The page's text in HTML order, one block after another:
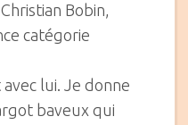
Bobin,
catégorie
lui. Je donne
baveux qui